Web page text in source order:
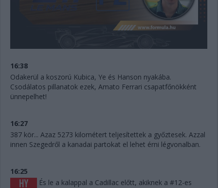
16:38
Odakerül a koszorú Kubica, Ye és Hanson nyakába.
Csodálatos pillanatok ezek, Amato Ferrari csapatfőnökként
ünnepelhet!
16:27
387 kör... Azaz 5273 kilométert teljesítettek a győztesek. Azzal
innen Szegedről a kanadai partokat el lehet érni légvonalban.
16:25
És le a kalappal a Cadillac előtt, akiknek a #12-es